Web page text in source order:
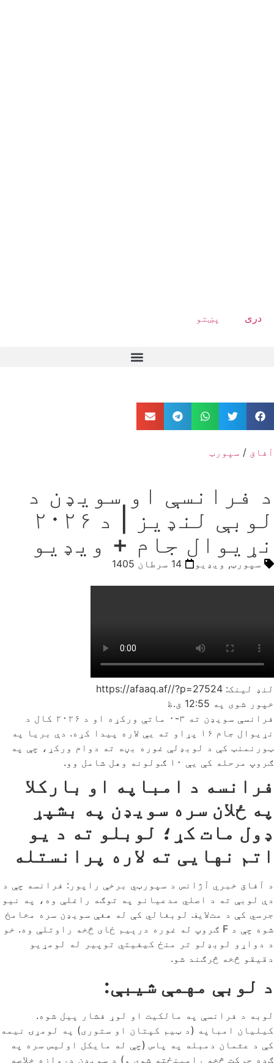
دری پښتو
آفاق / سپورټ
د فرانسې او سویډن د
لوبې لنډیز | د ۲۰۲۶
نړیوال جام + ویډیو
سپورټ, ویډیو 14 سرطان 1405
لنډ لینک: https://afaaq.af//?p=27524
خپور شوی په 12:55 ق.ظ
فرانسې سویډن ته ۳-۰ ماتې ورکړه او د ۲۰۲۶ کال د
نړیوال جام ۱۶ پړاو ته یې لاره پیدا کړه. دې بریا په
ټورنمنټ کې د لوبډلې غوره بڼه ته دوام ورکړ، چې په
ګروپ مرحله کې یې ۱۰ ګولونه وهل شامل وو.
فرانسه د امباپه او بارکلا
په ځلان سره سویډن په بشپړ
ډول مات کړ؛ لوبلو ته د یو
اتم نهایی ته لاره پرانستله
د آفاق خبري آژانس د سپورټي برخې راپور: فرانسه چې د
دې لوبې ته د اصلي مدعیانو په توګه راغلې وه، په نیو
جرسي کې د مت‌لایف لوبغالي کې له هغې سویډن سره مخامخ
شوه چې د F ګروپ له غوره درېیم ځای څخه راوتلې وه. خو
د دواړو لوبډلو تر منځ کیفیتي توپیر له لومړیو
دقیقو څخه څرګند شو.
د لوبې مهمې شیبې:
لوبه د فرانسې په مالکیت او لوړ فشار پیل شوه.
کیلیان امباپه (د ټیم کپتان او ستوری) په لومړۍ نیمه
کې د عثمان دمبله په پاس (چې له مایکل اولیس سره په
ګډه حرکت څخه رامینځته شوی و) د سویډن دروازه خلاصه